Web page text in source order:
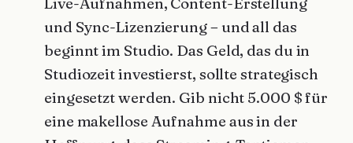
und Sync-Lizenzierung – und all das
beginnt im Studio. Das Geld, das du in
Studiozeit investierst, sollte strategisch
eingesetzt werden. Gib nicht 5.000 $ für
eine makellose Aufnahme aus in der